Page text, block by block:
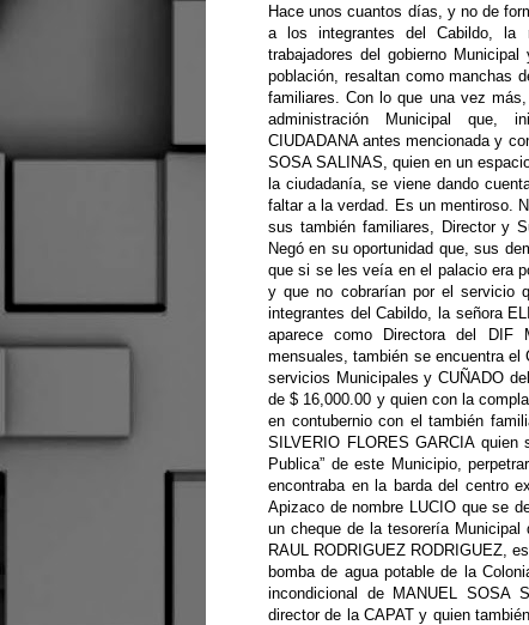
Hace unos cuantos días, y no de
a los integrantes del Cabildo, la
trabajadores del gobierno
población, resaltan como manchas
familiares. Con lo que una vez
administración Municipal que,
CIUDADANA antes mencionada y
SOSA SALINAS, quien en un
la ciudadanía, se viene dando
faltar a la verdad. Es un mentiroso.
sus también familiares, Director y
Negó en su oportunidad que, sus
que si se les veía en el palacio era
y que no cobrarían por el servicio
integrantes del Cabildo, la señora
aparece como Directora del
mensuales, también se encuentra el
servicios Municipales y CUÑADO
de $ 16,000.00 y quien con la
en contubernio con el también
SILVERIO FLORES GARCIA quien
Publica” de este Municipio,
encontraba en la barda del centro
Apizaco de nombre LUCIO que se
un cheque de la tesorería
RAUL RODRIGUEZ RODRIGUEZ,
bomba de agua potable de la
incondicional de MANUEL SOSA
director de la CAPAT y quien